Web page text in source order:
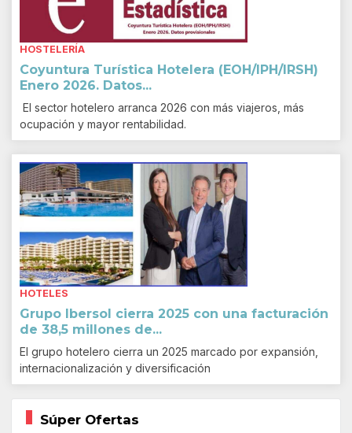
HOSTELERÍA
Coyuntura Turística Hotelera (EOH/IPH/IRSH)
Enero 2026. Datos...
El sector hotelero arranca 2026 con más viajeros, más
ocupación y mayor rentabilidad.
HOTELES
Grupo Ibersol cierra 2025 con una facturación
de 38,5 millones de...
El grupo hotelero cierra un 2025 marcado por expansión,
internacionalización y diversificación
Súper Ofertas